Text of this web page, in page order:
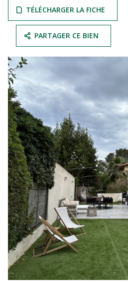
TÉLÉCHARGER LA FICHE
PARTAGER CE BIEN